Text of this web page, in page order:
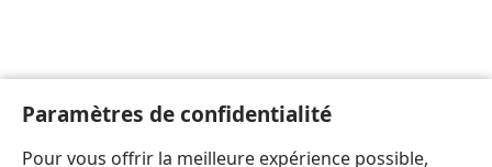
Paramètres de confidentialité
Pour vous offrir la meilleure expérience possible,